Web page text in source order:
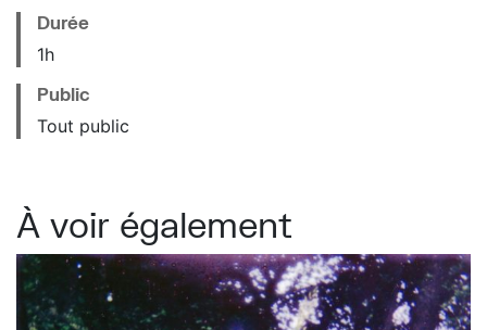
Durée
1h
Public
Tout public
À voir également